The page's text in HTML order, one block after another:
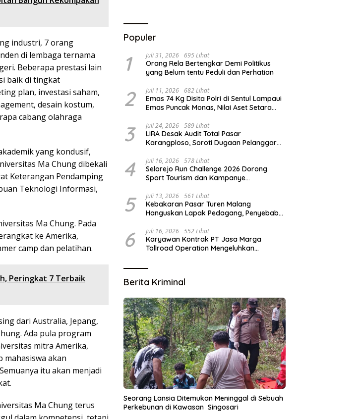
industri, 7 orang
di lembaga ternama
Beberapa prestasi lain
baik di tingkat
plan, investasi saham,
desain kostum,
cabang olahraga
yang kondusif,
Ma Chung dibekali
Keterangan Pendamping
Teknologi Informasi,
Ma Chung. Pada
ke Amerika,
camp dan pelatihan.
Peringkat 7 Terbaik
dari Australia, Jepang,
Ada pula program
mitra Amerika,
mahasiswa akan
itu akan menjadi
Ma Chung terus
Populer
1 Juli 31, 2026 695 Lihat
Orang Rela Bertengkar Demi Politikus
yang Belum tentu Peduli dan Perhatian
2 Juli 11, 2026 682 Lihat
Emas 74 Kg Disita Polri di Sentul Lampaui
Emas Puncak Monas, Nilai Aset Setara
3 Juli 24, 2026 589 Lihat
LIRA Desak Audit Total Pasar
Karangploso, Soroti Dugaan Pelanggaran
4 Juli 16, 2026 578 Lihat
Selorejo Run Challenge 2026 Dorong
Sport Tourism dan Kampanye
5 Juli 13, 2026 561 Lihat
Kebakaran Pasar Turen Malang
Hanguskan Lapak Pedagang, Penyebab
6 Juli 16, 2026 552 Lihat
Karyawan Kontrak PT Jasa Marga
Tollroad Operation Mengeluhkan
Karyawan Tetap
Berita Kriminal
Seorang Lansia Ditemukan Meninggal di Sebuah
Perkebunan di Kawasan Singosari